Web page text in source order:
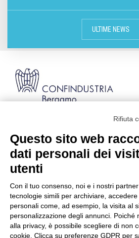
ULTIME NEWS
Codice Fiscale: 80021750163 | PEC:
info@pec.confindustriabergamo.it
CONFINDUSTRIA BERGAMO
ASSISTENZA & PRIVACY
Rifiuta
Questo sito web
dati personali dei
utenti
Con il tuo consenso, noi e i nostri
tecnologie simili per archiviare,
personali come, ad esempio, la visita al
personalizzazione degli annunci. Poiché
alla privacy, è possibile scegliere di non
cookie. Clicca su preferenze GDPR per